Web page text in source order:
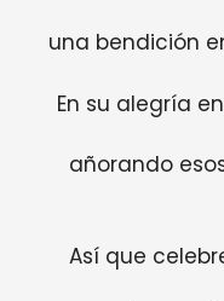
una bendición
En su alegría
añorando
Así que